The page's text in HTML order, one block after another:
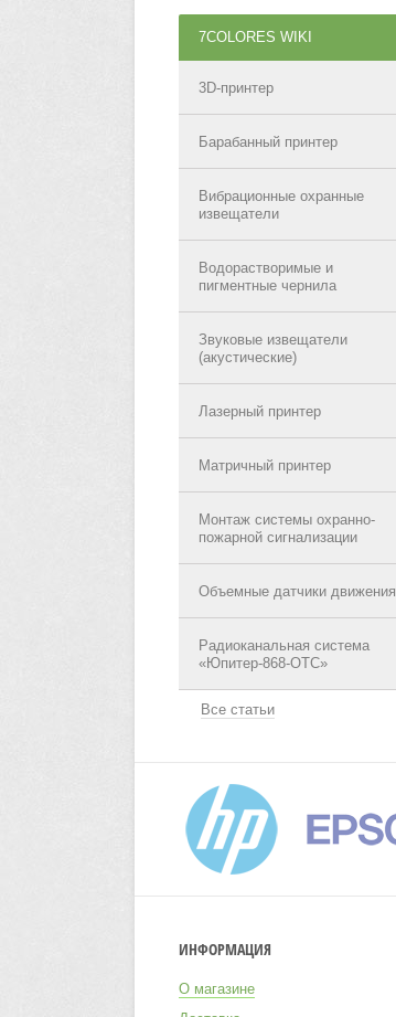
7COLORES WIKI
3D-принтер
Барабанный принтер
Вибрационные охранные
извещатели
Водорастворимые и
пигментные чернила
Звуковые извещатели
(акустические)
Лазерный принтер
Матричный принтер
Монтаж системы охранно-
пожарной сигнализации
Объемные датчики движения
Радиоканальная система
«Юпитер-868-ОТС»
Все статьи
ИНФОРМАЦИЯ
О магазине